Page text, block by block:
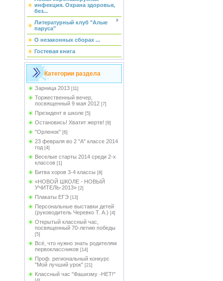
инфекция. Охрана здоровья,
без...
Литературный клуб "Алые
паруса"
О незаконных сборах ...
Гостевая книга
Категории раздела
Зарница 2013 [11]
Торжественный вечер,
посвященный 9 мая 2012 [7]
Президент в школе [5]
Остановись! Хватит жертв! [9]
"Орленок" [6]
23 февраля во 2 "А" классе 2014
год [4]
Веселые старты 2014 среди 2-х
классов [1]
Битва хоров 3-4 классы [8]
«НОВОЙ ШКОЛЕ - НОВЫЙ
УЧИТЕЛЬ-2013» [2]
Плакаты ЕГЭ [13]
Персональные выставки детей
(руководитель Черевко Т. А.) [4]
Открытый классный час,
посвященный 70-летию победы
[5]
Всё, что нужно знать родителям
первоклассников [14]
Проф. региональный конкурс
"Мой лучший урок" [21]
Классный час "Фашизму -НЕТ!"